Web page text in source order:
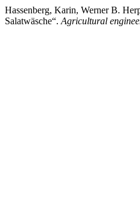
Hassenberg, Karin, Werner B.
Salatwäsche“. Agricultural